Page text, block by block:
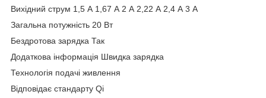
Вихідний струм 1,5 А 1,67 А 2 А 2,22 А 2,4 А 3 А
Загальна потужність 20 Вт
Бездротова зарядка Так
Додаткова інформація Швидка зарядка
Технологія подачі живлення
Відповідає стандарту Qi